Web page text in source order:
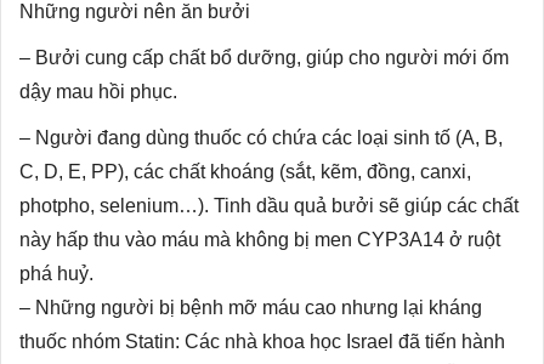
Những người nên ăn bưởi
– Bưởi cung cấp chất bổ dưỡng, giúp cho người mới ốm
dậy mau hồi phục.
– Người đang dùng thuốc có chứa các loại sinh tố (A, B,
C, D, E, PP), các chất khoáng (sắt, kẽm, đồng, canxi,
photpho, selenium…). Tinh dầu quả bưởi sẽ giúp các chất
này hấp thu vào máu mà không bị men CYP3A14 ở ruột
phá huỷ.
– Những người bị bệnh mỡ máu cao nhưng lại kháng
thuốc nhóm Statin: Các nhà khoa học Israel đã tiến hành